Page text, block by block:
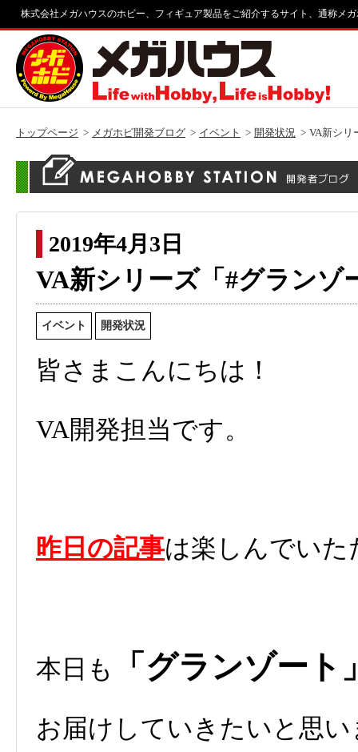
株式会社メガハウスのホビー、フィギュア製品をご紹介するサイト、通称メ
トップページ メガホビ開発ブログ イベント 開発状況 VA新シリ
2019年4月3日
VA新シリーズ「#グランゾ
イベント 開発状況
皆さまこんにちは！
VA開発担当です。
昨日の記事は楽しんでい
本日も 「グランゾート
お届けしていきたいと思い